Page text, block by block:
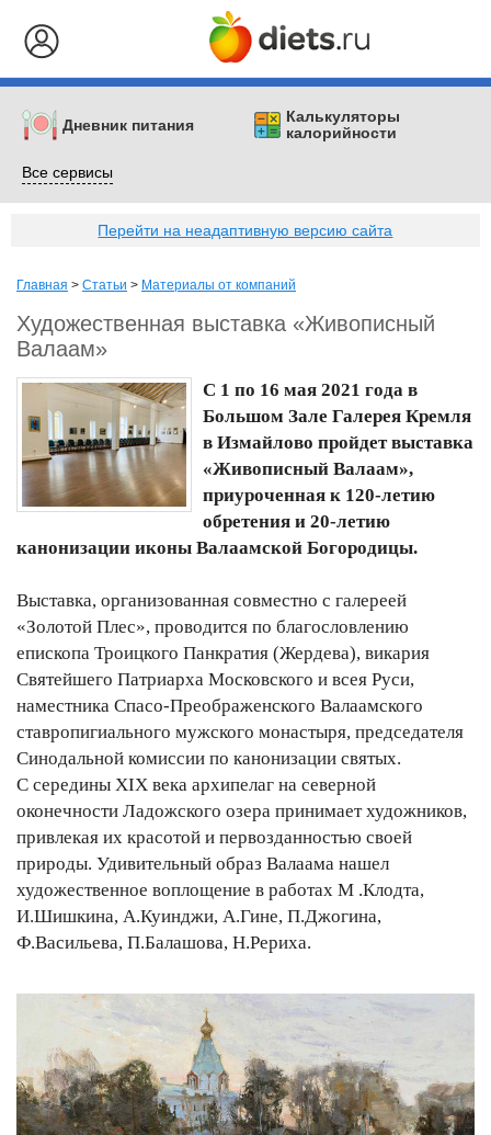
Дневник питания
Калькуляторы
калорийности
Все сервисы
Перейти на неадаптивную версию сайта
Главная > Статьи > Материалы от компаний
Художественная выставка «Живописный
Валаам»
С 1 по 16 мая 2021 года в
Большом Зале Галерея Кремля
в Измайлово пройдет выставка
«Живописный Валаам»,
приуроченная к 120-летию
обретения и 20-летию
канонизации иконы Валаамской Богородицы.
Выставка, организованная совместно с галереей
«Золотой Плес», проводится по благословлению
епископа Троицкого Панкратия (Жердева), викария
Святейшего Патриарха Московского и всея Руси,
наместника Спасо-Преображенского Валаамского
ставропигиального мужского монастыря, председателя
Синодальной комиссии по канонизации святых.
С середины ХIX века архипелаг на северной
оконечности Ладожского озера принимает художников,
привлекая их красотой и первозданностью своей
природы. Удивительный образ Валаама нашел
художественное воплощение в работах М .Клодта,
И.Шишкина, А.Куинджи, А.Гине, П.Джогина,
Ф.Васильева, П.Балашова, Н.Рериха.